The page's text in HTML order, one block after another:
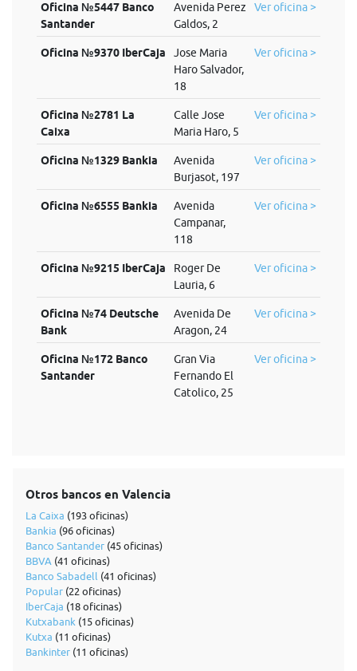
Oficina №5447 Banco
Santander
Avenida Perez
Galdos, 2
Ver oficina >
Oficina №9370 IberCaja
Jose Maria
Haro Salvador,
18
Ver oficina >
Oficina №2781 La
Caixa
Calle Jose
Maria Haro, 5
Ver oficina >
Oficina №1329 Bankia
Avenida
Burjasot, 197
Ver oficina >
Oficina №6555 Bankia
Avenida
Campanar,
118
Ver oficina >
Oficina №9215 IberCaja
Roger De
Lauria, 6
Ver oficina >
Oficina №74 Deutsche
Bank
Avenida De
Aragon, 24
Ver oficina >
Oficina №172 Banco
Santander
Gran Via
Fernando El
Catolico, 25
Ver oficina >
Otros bancos en Valencia
La Caixa (193 oficinas)
Bankia (96 oficinas)
Banco Santander (45 oficinas)
BBVA (41 oficinas)
Banco Sabadell (41 oficinas)
Popular (22 oficinas)
IberCaja (18 oficinas)
Kutxabank (15 oficinas)
Kutxa (11 oficinas)
Bankinter (11 oficinas)